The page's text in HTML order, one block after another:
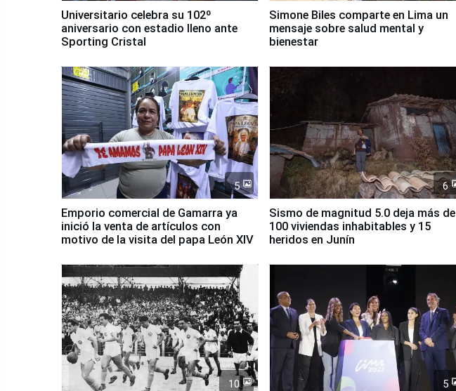
Universitario celebra su 102º
aniversario con estadio lleno ante
Sporting Cristal
Simone Biles comparte en Lima un
mensaje sobre salud mental y
bienestar
5
Emporio comercial de Gamarra ya
inició la venta de artículos con
motivo de la visita del papa León XIV
6
Sismo de magnitud 5.0 deja más de
100 viviendas inhabitables y 15
heridos en Junín
10 5